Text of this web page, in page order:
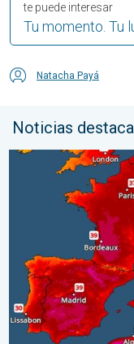
Tu momento. Tu
te puede interesar
Natacha Payá
Noticias
Incendios forestales